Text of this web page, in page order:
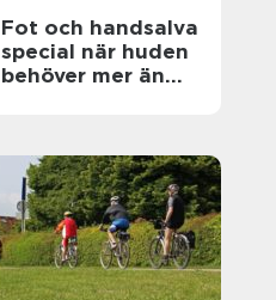
Fot och handsalva
special när huden
behöver mer än